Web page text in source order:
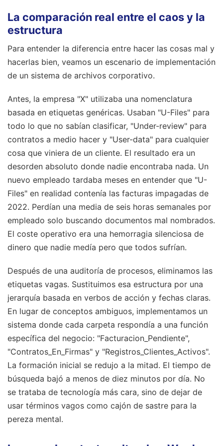
La comparación real entre el caos y la
estructura
Para entender la diferencia entre hacer las cosas mal y
hacerlas bien, veamos un escenario de implementación
de un sistema de archivos corporativo.
Antes, la empresa "X" utilizaba una nomenclatura
basada en etiquetas genéricas. Usaban "U-Files" para
todo lo que no sabían clasificar, "Under-review" para
contratos a medio hacer y "User-data" para cualquier
cosa que viniera de un cliente. El resultado era un
desorden absoluto donde nadie encontraba nada. Un
nuevo empleado tardaba meses en entender que "U-
Files" en realidad contenía las facturas impagadas de
2022. Perdían una media de seis horas semanales por
empleado solo buscando documentos mal nombrados.
El coste operativo era una hemorragia silenciosa de
dinero que nadie medía pero que todos sufrían.
Después de una auditoría de procesos, eliminamos las
etiquetas vagas. Sustituimos esa estructura por una
jerarquía basada en verbos de acción y fechas claras.
En lugar de conceptos ambiguos, implementamos un
sistema donde cada carpeta respondía a una función
específica del negocio: "Facturacion_Pendiente",
"Contratos_En_Firmas" y "Registros_Clientes_Activos".
La formación inicial se redujo a la mitad. El tiempo de
búsqueda bajó a menos de diez minutos por día. No
se trataba de tecnología más cara, sino de dejar de
usar términos vagos como cajón de sastre para la
pereza mental.